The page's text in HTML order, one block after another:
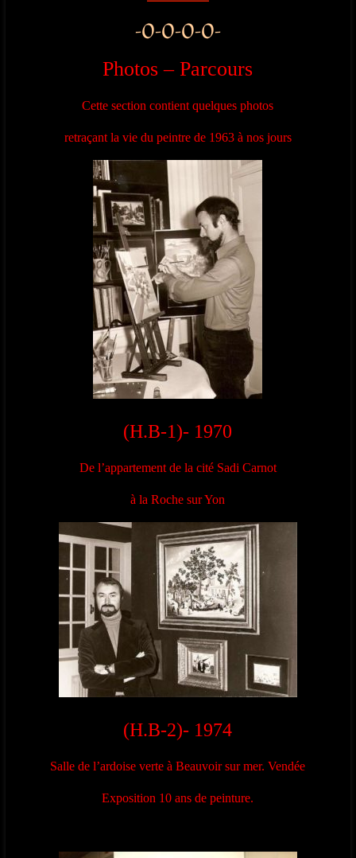
-O-O-O-O-
Photos – Parcours
Cette section contient quelques photos
retraçant la vie du peintre de 1963 à nos jours
(H.B-1)- 1970
De l’appartement de la cité Sadi Carnot
à la Roche sur Yon
(H.B-2)- 1974
Salle de l’ardoise verte à Beauvoir sur mer. Vendée
Exposition 10 ans de peinture.